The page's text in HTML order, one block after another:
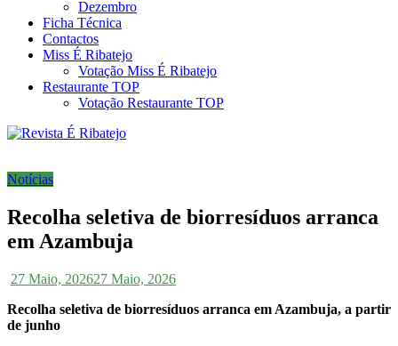
Dezembro
Ficha Técnica
Contactos
Miss É Ribatejo
Votação Miss É Ribatejo
Restaurante TOP
Votação Restaurante TOP
Notícias
Recolha seletiva de biorresíduos arranca
em Azambuja
27 Maio, 202627 Maio, 2026
Recolha seletiva de biorresíduos arranca em Azambuja, a partir
de junho